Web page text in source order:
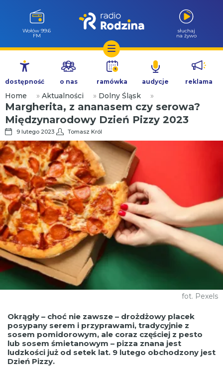
Przejdź
treści
Wołów 99.6
FM
słuchaj
na żywo
dostępność o nas ramówka audycje reklama
Home » Aktualności » Dolny Śląsk »
Margherita, z ananasem czy serowa?
Międzynarodowy Dzień Pizzy 2023
9 lutego 2023 Tomasz Król
fot. Pexels
Okrągły – choć nie zawsze – drożdżowy placek
posypany serem i przyprawami, tradycyjnie z
sosem pomidorowym, ale coraz częściej z pesto
lub sosem śmietanowym – pizza znana jest
ludzkości już od setek lat. 9 lutego obchodzony jest
Dzień Pizzy.